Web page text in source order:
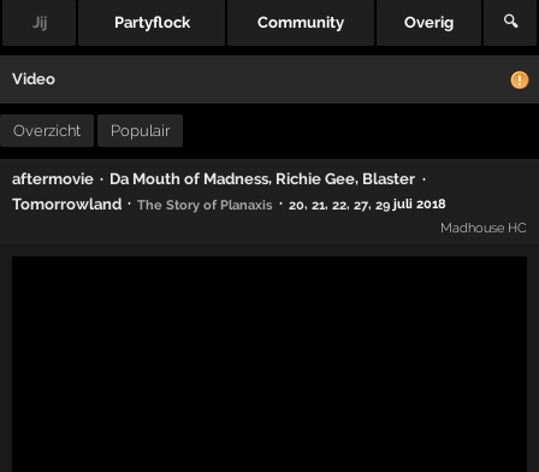
Jij Partyflock Community Overig 🔍
Video
Overzicht Populair
aftermovie · Da Mouth of Madness, Richie Gee, Blaster ·
Tomorrowland · The Story of Planaxis · 20, 21, 22, 27, 29juli 2018
Madhouse HC